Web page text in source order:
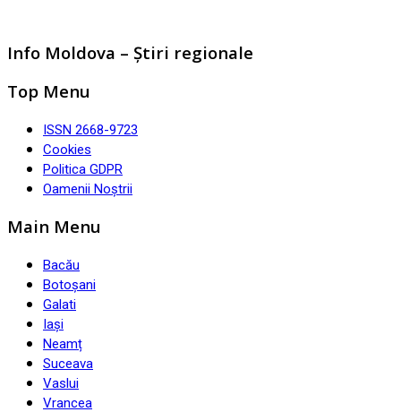
Info Moldova – Știri regionale
Top Menu
ISSN 2668-9723
Cookies
Politica GDPR
Oamenii Noștrii
Main Menu
Bacău
Botoșani
Galati
Iași
Neamț
Suceava
Vaslui
Vrancea